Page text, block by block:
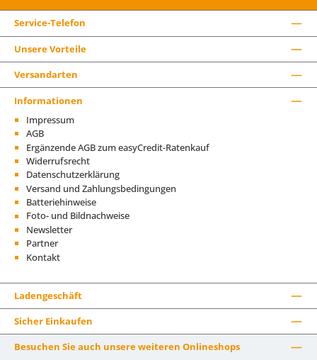
Service-Telefon
Unsere Vorteile
Versandarten
Informationen
Impressum
AGB
Ergänzende AGB zum easyCredit-Ratenkauf
Widerrufsrecht
Datenschutzerklärung
Versand und Zahlungsbedingungen
Batteriehinweise
Foto- und Bildnachweise
Newsletter
Partner
Kontakt
Ladengeschäft
Sicher Einkaufen
Besuchen Sie auch unsere weiteren Onlineshops